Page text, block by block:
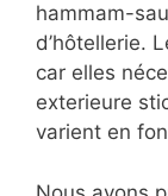
hammam-
d’hôtellerie.
car elles
exterieure
varient en